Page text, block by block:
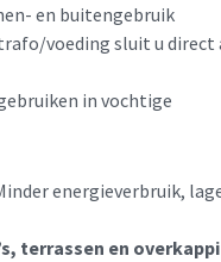
en buitengebruik
voeding sluit u direct
in vochtige
energieverbruik,
terrassen en